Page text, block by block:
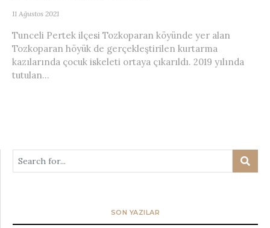
11 Ağustos 2021
Tunceli Pertek ilçesi Tozkoparan köyünde yer alan
Tozkoparan höyük de gerçekleştirilen kurtarma
kazılarında çocuk iskeleti ortaya çıkarıldı. 2019 yılında
tutulan...
SON YAZILAR